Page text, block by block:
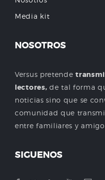
Media kit
NOSOTROS
Versus pretende
lectores, de tal forma
noticias sino que se
comunidad que
entre familiares y
SIGUENOS